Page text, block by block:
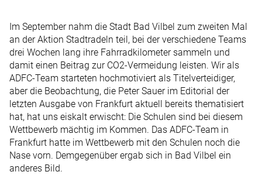
Im September nahm die Stadt Bad Vilbel zum zweiten Mal
an der Aktion Stadtradeln teil, bei der verschiedene Teams
drei Wochen lang ihre Fahrradkilometer sammeln und
damit einen Beitrag zur CO2-Vermeidung leisten. Wir als
ADFC-Team starteten hochmotiviert als Titelverteidiger,
aber die Beobachtung, die Peter Sauer im Editorial der
letzten Ausgabe von Frankfurt aktuell bereits thematisiert
hat, hat uns eiskalt erwischt: Die Schulen sind bei diesem
Wettbewerb mächtig im Kommen. Das ADFC-Team in
Frankfurt hatte im Wettbewerb mit den Schulen noch die
Nase vorn. Demgegenüber ergab sich in Bad Vilbel ein
anderes Bild.